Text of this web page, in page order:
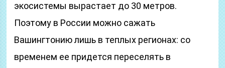
экосистемы вырастает до 30 метров.
Поэтому в России можно сажать
Вашингтонию лишь в теплых регионах: со
временем ее придется переселять в